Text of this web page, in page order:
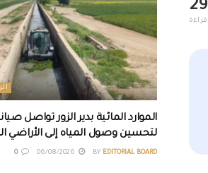
29
قراءة
الموارد المائية بدير الزور تواصل
لتحسين وصول المياه إلى الأراضي
BY EDITORIAL BOARD
0